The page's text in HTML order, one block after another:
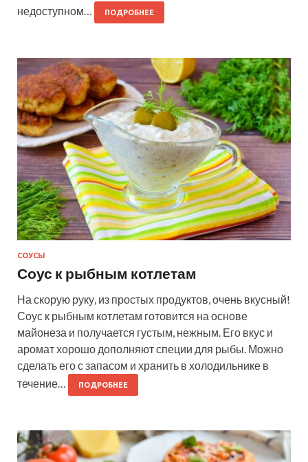
недоступном…
ПОДРОБНЕЕ
СОУСЫ
Соус к рыбным котлетам
На скорую руку, из простых продуктов, очень вкусный!
Соус к рыбным котлетам готовится на основе
майонеза и получается густым, нежным. Его вкус и
аромат хорошо дополняют специи для рыбы. Можно
сделать его с запасом и хранить в холодильнике в
течение…
ПОДРОБНЕЕ